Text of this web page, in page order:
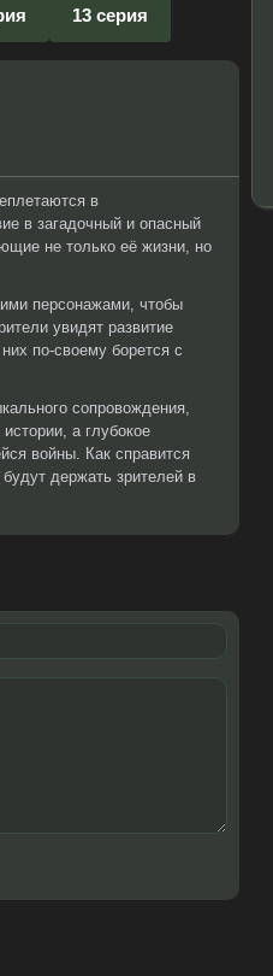
13 серия
в
в загадочный и опасный
не только её жизни, но
персонажами, чтобы
увидят развитие
по-своему борется с
сопровождения,
а глубокое
войны. Как справится
держать зрителей в